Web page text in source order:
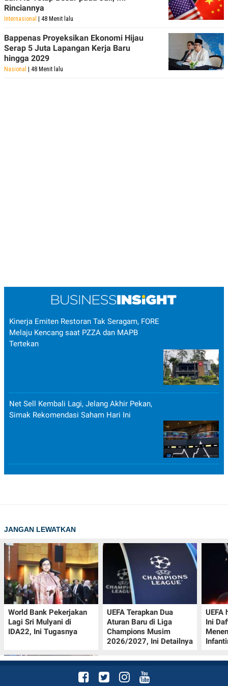
Rinciannya
Internasional | 48 Menit lalu
Bappenas Proyeksikan Ekonomi Hijau
Serap 5 Juta Lapangan Kerja Baru
hingga 2029
Nasional | 48 Menit lalu
Kinerja Emiten Restoran Tak Seragam, FORE
Melaju Kencang saat PZZA dan MAPB
Tertekan
Net Sell Kembali Lagi, Jelang Akhir Pekan,
Simak Rekomendasi Saham Hari Ini
JANGAN LEWATKAN
World Bank Pekerjakan
Lagi Sri Mulyani di
IDA22, Ini Tugasnya
UEFA Terapkan Dua
Aturan Baru di Liga
Champions Musim
2026/2027, Ini Detailnya
UEFA
Ini